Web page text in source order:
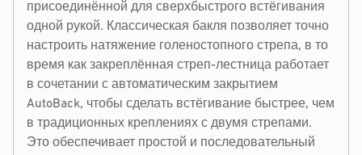
присоединённой для сверхбыстрого встёгивания
одной рукой. Классическая бакля позволяет точно
настроить натяжение голеностопного стрепа, в то
время как закреплённая стреп-лестница работает
в сочетании с автоматическим закрытием
AutoBack, чтобы сделать встёгивание быстрее, чем
в традиционных креплениях с двумя стрепами.
Это обеспечивает простой и последовательный